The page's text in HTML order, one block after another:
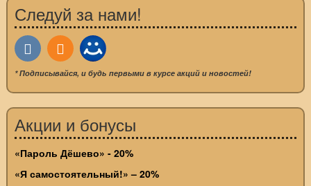
Следуй за нами!
* Подписывайся, и будь первыми в курсе акций и новостей!
Акции и бонусы
«Пароль Дёшево» - 20%
«Я самостоятельный!» – 20%